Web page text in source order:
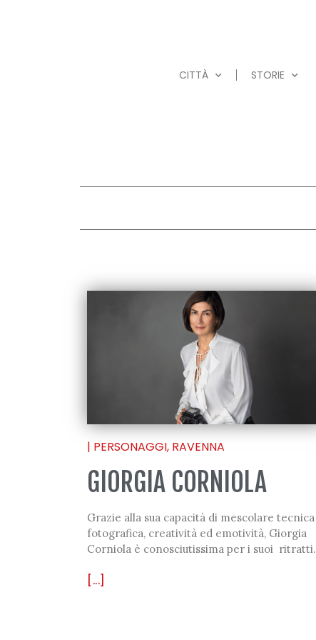
CITTÀ STORIE
| PERSONAGGI, RAVENNA
GIORGIA CORNIOLA
Grazie alla sua capacità di mescolare tecnica
fotografica, creatività ed emotività, Giorgia
Corniola è conosciutissima per i suoi ritratti.
[...]